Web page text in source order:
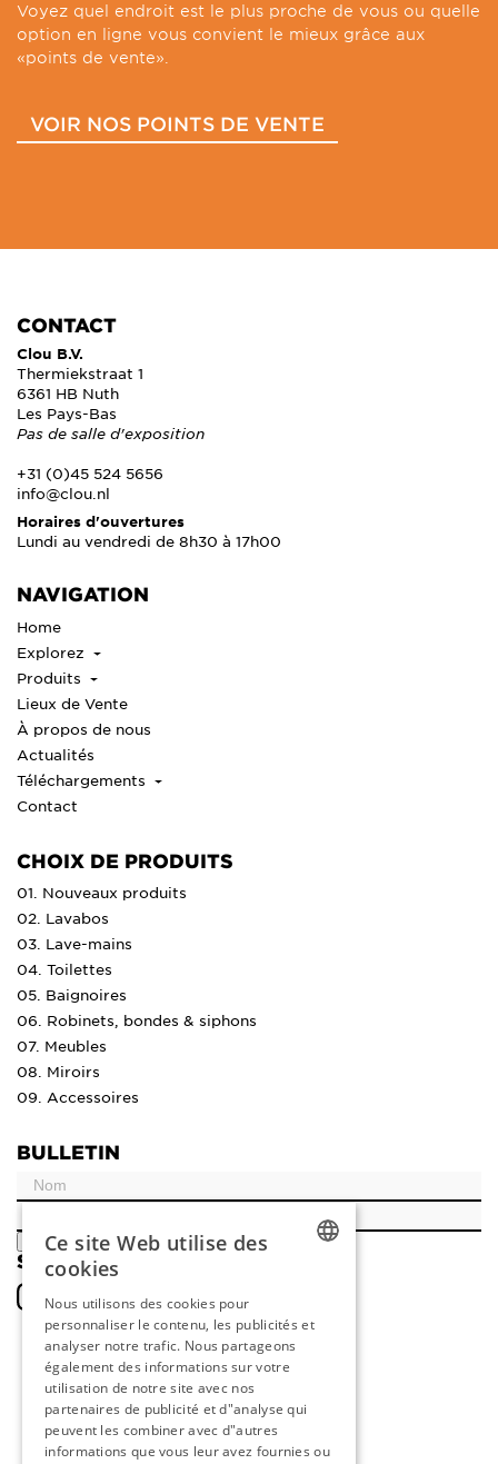
Voyez quel endroit est le plus proche de vous ou quelle
option en ligne vous convient le mieux grâce aux
«points de vente».
VOIR NOS POINTS DE VENTE
CONTACT
Clou B.V.
Thermiekstraat 1
6361 HB Nuth
Les Pays-Bas
Pas de salle d'exposition
+31 (0)45 524 5656
info@clou.nl
Horaires d'ouvertures
Lundi au vendredi de 8h30 à 17h00
NAVIGATION
Home
Explorez
Produits
Lieux de Vente
À propos de nous
Actualités
Téléchargements
Contact
CHOIX DE PRODUITS
01. Nouveaux produits
02. Lavabos
03. Lave-mains
04. Toilettes
05. Baignoires
06. Robinets, bondes & siphons
07. Meubles
08. Miroirs
09. Accessoires
BULLETIN
ENREGISTRER
SOCIAL
ENGLISH
FRENCH
GERMAN
Ce site Web utilise des
cookies
Nous utilisons des cookies pour
personnaliser le contenu, les publicités et
analyser notre trafic. Nous partageons
également des informations sur votre
utilisation de notre site avec nos
partenaires de publicité et d"analyse qui
peuvent les combiner avec d"autres
informations que vous leur avez fournies ou